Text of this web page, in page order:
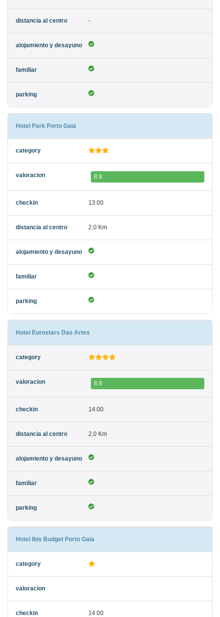
-
Hotel Park Porto Gaia
8.9
13:00
2,0 Km
Hotel Eurostars Das Artes
8.8
14:00
2,0 Km
Hotel Ibis Budget Porto Gaia
14:00